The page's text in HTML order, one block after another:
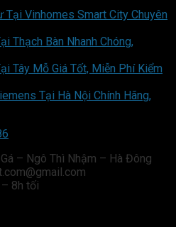
Tại Vinhomes Smart City Chuyên
Thạch Bàn Nhanh Chóng,
Tây Mỗ Giá Tốt, Miễn Phí Kiểm
Tại Hà Nội Chính Hãng,
– Ngô Thì Nhậm – Hà Đông
8h tối